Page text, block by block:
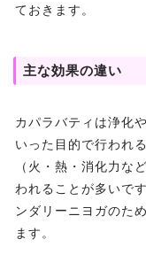
ておきます。
主な効果の違い
カパラバティは浄化
いった目的で行われ
（火・熱・消化力な
われることが多いで
ンダリーニヨガのた
ます。